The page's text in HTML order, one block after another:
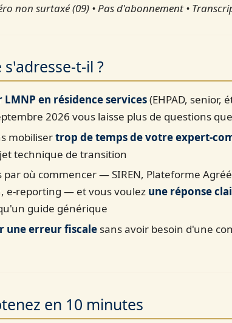
non surtaxé (09) • Pas d'abonnement •
t-il ?
en résidence services(EHPAD, senior,
2026 vous laisse plus de questions
mobilisertrop de temps de votre expert-
technique de transition
par où commencer — SIREN, Plateforme
e-reporting — et vous voulez une réponse
guide générique
une erreur fiscale sans avoir besoin d'une
en 10 minutes